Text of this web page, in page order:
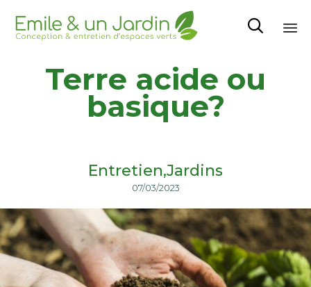

Terre acide ou
basique?
Entretien Jardins
07/03/2023